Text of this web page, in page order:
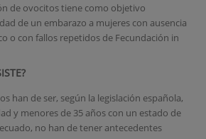
de ovocitos tiene como objetivo
de un embarazo a mujeres con ausencia
o con fallos repetidos de Fecundación in
han de ser, según la legislación española,
y menores de 35 años con un estado de
no han de tener antecedentes